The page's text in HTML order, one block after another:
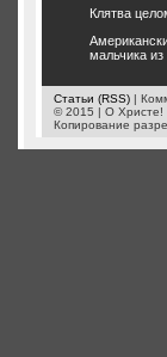
Клятва
мальчика
Статьи (RSS) |
© 2015 | О Христе!
Копирование